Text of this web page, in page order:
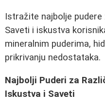
Istražite najbolje
Saveti i iskustva
mineralnim puderima,
prikrivanju nedostataka.
Najbolji Puderi za
Iskustva i Saveti